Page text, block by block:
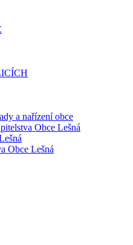
a nařízení obce
Obce Lešná
Obce Lešná